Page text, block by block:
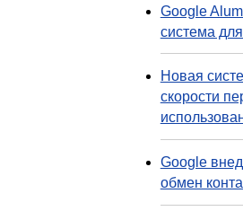
Google
система
Новая
скорости
Google
обмен